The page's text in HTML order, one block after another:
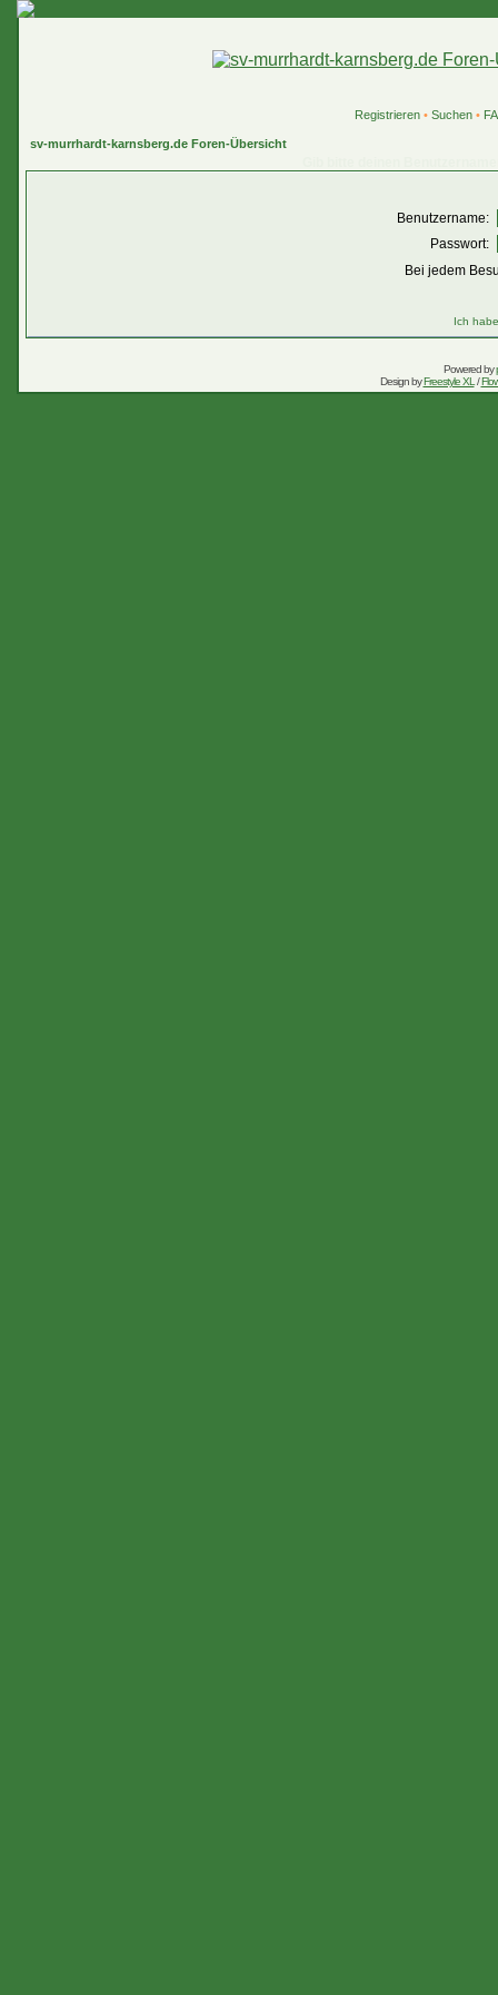
Registrieren• Suchen•
sv-murrhardt-karnsberg.de Foren-Übersicht
Benutzername:
Passwort:
Bei jedem
Ich
Powered by
Design byFreestyle XL /